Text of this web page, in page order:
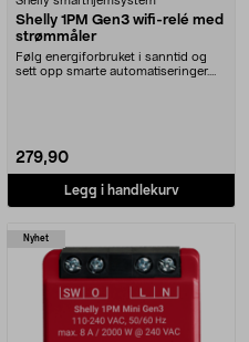
Shelly 1PM Gen3 wifi-relé med
strømmåler
Følg energiforbruket i sanntid og
sett opp smarte automatiseringer.
279,90
Legg i handlekurv
Nyhet